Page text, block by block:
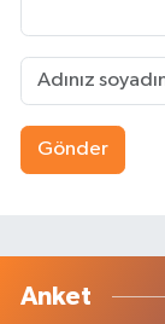
Gönder
Anket